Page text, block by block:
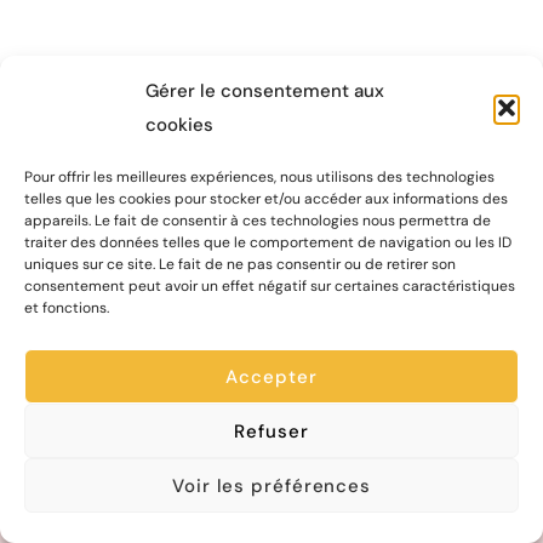
Gérer le consentement aux
cookies
Pour offrir les meilleures expériences, nous utilisons des technologies
telles que les cookies pour stocker et/ou accéder aux informations des
appareils. Le fait de consentir à ces technologies nous permettra de
traiter des données telles que le comportement de navigation ou les ID
uniques sur ce site. Le fait de ne pas consentir ou de retirer son
consentement peut avoir un effet négatif sur certaines caractéristiques
et fonctions.
Accepter
Refuser
Voir les préférences
Chapiteau Théâtre compagnie
Maison des Associations
Boite P3
Suivez nos aventures :
Contactez-nous !